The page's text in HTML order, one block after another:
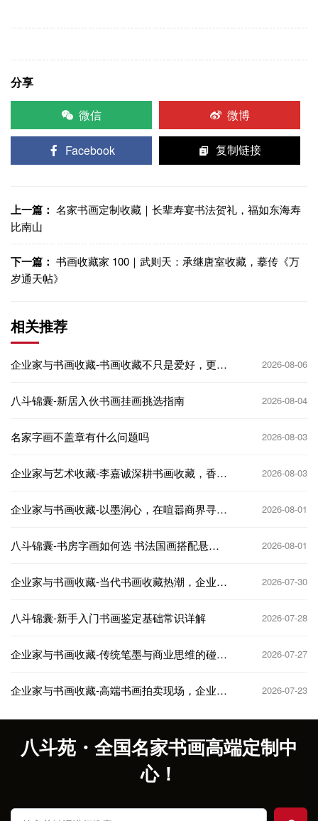
分享
微信
微博
Facebook 复制链接
上一篇： 名家书画定制收藏｜长辈寿宴书法贺礼，福如东海寿
比南山
下一篇： 书画收藏家 100｜武则天：承继唐室收藏，摹传《万
岁通天帖》
相关推荐
企业家与书画收藏-书画收藏不只是爱好，更是
2026-08-06
八斗锦囊-新居入伙书画挂画挑选指南 2026-08-04
名家字画不盖章有什么问题吗 2026-08-03
企业家与艺术收藏-李嘉诚深耕书画收藏，香港
2026-08-03
企业家与书画收藏-以墨润心，在喧嚣商界寻得
2026-08-01
八斗锦囊-书房字画如何选 书法国画搭配悬挂
2026-08-01
企业家与书画收藏-当代书画收藏热潮，企业家
2026-07-30
八斗锦囊-新手入门书画鉴定基础常识详解 2026-07-28
企业家与书画收藏-传统笔墨与商业思维的碰
2026-07-27
企业家与书画收藏-高端书画拍卖现场，企业家
2026-07-23
八斗苑・全国名家书画高端定制中
心！